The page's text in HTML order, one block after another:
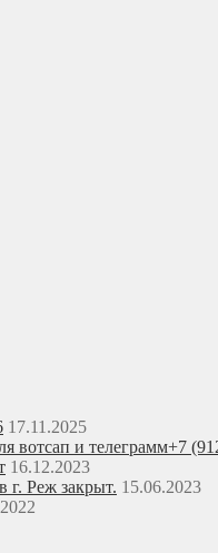
17.11.2025
вотсап и телеграмм+7
16.12.2023
г. Реж закрыт. 15.06.2023